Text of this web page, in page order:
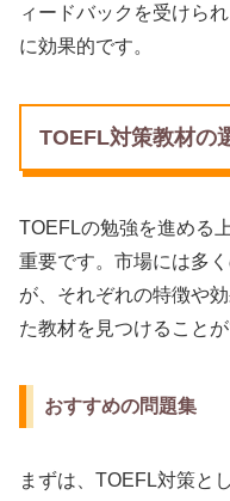
ィードバックを受けら
に効果的です。
TOEFL対策教材の
TOEFLの勉強を進める
重要です。市場には多
が、それぞれの特徴や
た教材を見つけることが
おすすめの問題集
まずは、TOEFL対策と